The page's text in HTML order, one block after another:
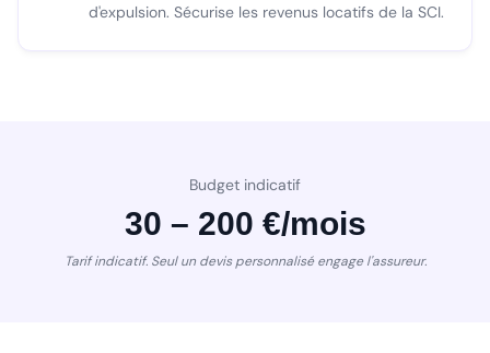
d'expulsion. Sécurise les revenus locatifs de la SCI.
Budget indicatif
30 – 200 €/mois
Tarif indicatif. Seul un devis personnalisé engage l'assureur.